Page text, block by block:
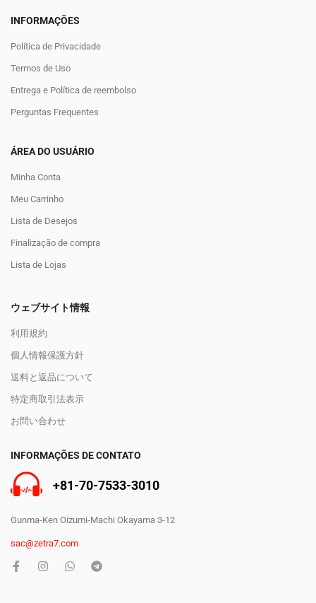
INFORMAÇÕES
Política de Privacidade
Termos de Uso
Entrega e Política de reembolso
Perguntas Frequentes
ÁREA DO USUÁRIO
Minha Conta
Meu Carrinho
Lista de Desejos
Finalização de compra
Lista de Lojas
ウェブサイト情報
利用規約
個人情報保護方針
送料と返品について
特定商取引法表示
お問い合わせ
INFORMAÇÕES DE CONTATO
+81-70-7533-3010
Gunma-Ken Oizumi-Machi Okayama 3-12
sac@zetra7.com